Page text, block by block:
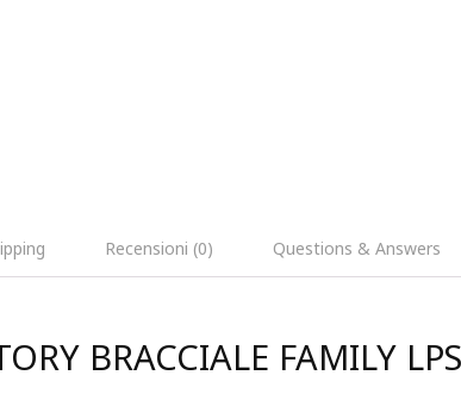
Recensioni (0) Questions & Answers
BRACCIALE FAMILY